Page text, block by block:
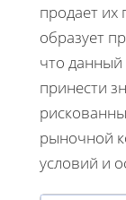
продает их
образует
что
принести
рыночной
условий и